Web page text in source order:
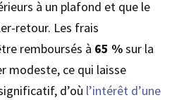
à un plafond et que le
retour. Les frais
remboursés à 65 %sur la
modeste, ce qui laisse
d’où l’intérêt d’une